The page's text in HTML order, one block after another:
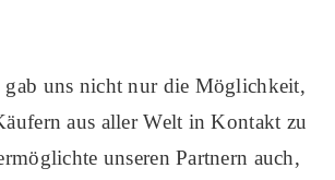
gab uns nicht nur die Möglichkeit,
aus aller Welt in Kontakt zu
unseren Partnern auch,